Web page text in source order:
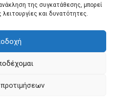
της συγκατάθεσης, μπορεί
και δυνατότητες.
ΟΡΟΙ ΧΡΗΣΗΣ